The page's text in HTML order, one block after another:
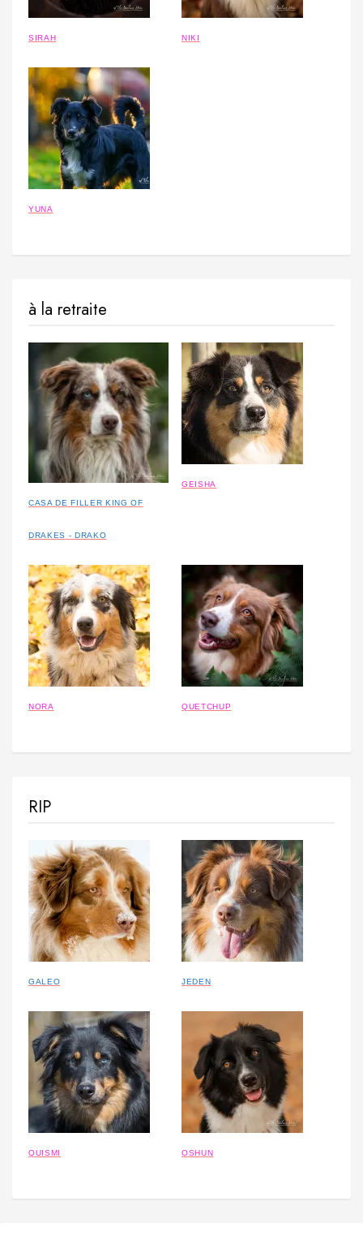
SIRAH NIKI
YUNA
à la retraite
CASA DE FILLER KING OF
DRAKES - DRAKO
GEISHA
NORA QUETCHUP
RIP
GALEO JEDEN
QUISMI OSHUN